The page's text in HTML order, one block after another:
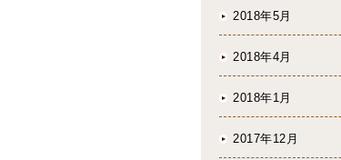
2018年5月
2018年4月
2018年1月
2017年12月